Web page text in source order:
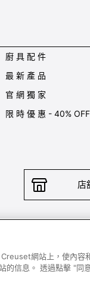
廚 具 配 件
最 新 產 品
官 網 獨 家
限 時 優 惠 - 40% OFF
店
網站上，使內容
的信息。 透過點擊 "